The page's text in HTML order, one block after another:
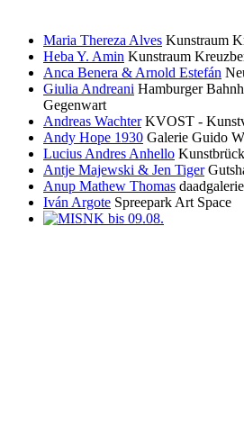
Maria Thereza Alves Kunstraum
Heba Y. Amin Kunstraum
Anca Benera & Arnold Estefán
Giulia Andreani Hamburger
Gegenwart
Andreas Wachter KVOST -
Andy Hope 1930 Galerie Guido
Lucius Andres Anhello
Antje Majewski & Jen Tiger
Anup Mathew Thomas daadgalerie
Iván Argote Spreepark Art Space